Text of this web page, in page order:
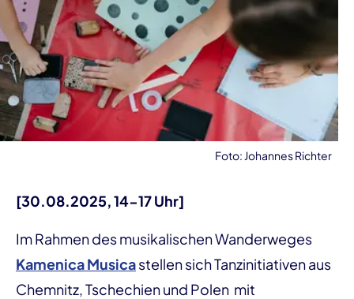
[30.08.2025, 14-17 Uhr]
Im Rahmen des musikalischen Wanderweges
Kamenica Musicastellen sich Tanzinitiativen aus
Chemnitz, Tschechien und Polen mit
Foto: Johannes Richter